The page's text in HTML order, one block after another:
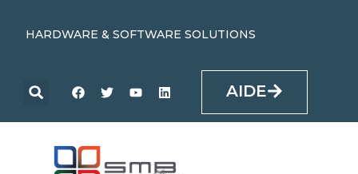
HARDWARE & SOFTWARE SOLUTIONS
AIDE